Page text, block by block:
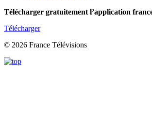
Télécharger gratuitement l’application
Télécharger
© 2026 France Télévisions